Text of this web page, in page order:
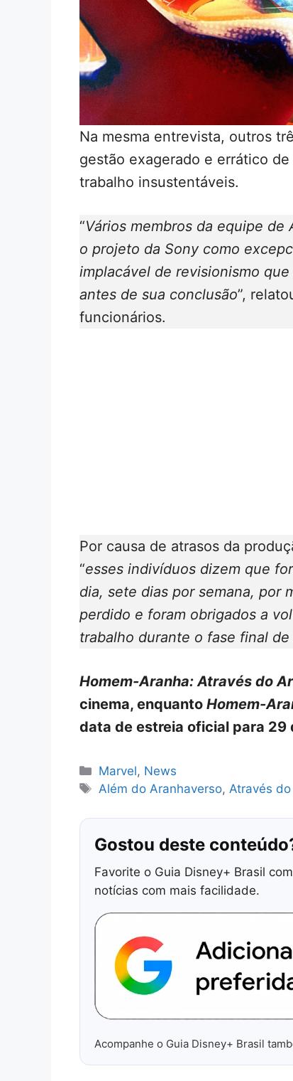
Na mesma entrevista, outros
gestão exagerado e errático
trabalho insustentáveis.
“Vários membros da equipe
o projeto da Sony como
implacável de revisionismo
antes de sua conclusão”,
funcionários.
Por causa de atrasos da
“esses indivíduos dizem que
dia, sete dias por semana, por
perdido e foram obrigados a
trabalho durante o fase final
Homem-Aranha: Através do
cinema, enquanto Homem-
data de estreia oficial para 29
Categorias
Marvel, News
Tags
Além do Aranhaverso, Através
Gostou deste
Favorite o Guia Disney+ Brasil
notícias com mais facilidade.
Acompanhe o Guia Disney+ Brasil